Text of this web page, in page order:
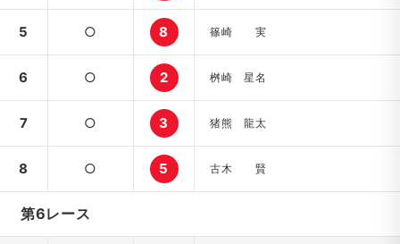
5 ○ 8 篠崎 実
6 ○ 2 桝崎 星名
7 ○ 3 猪熊 龍太
8 ○ 5 古木 賢
第6レース